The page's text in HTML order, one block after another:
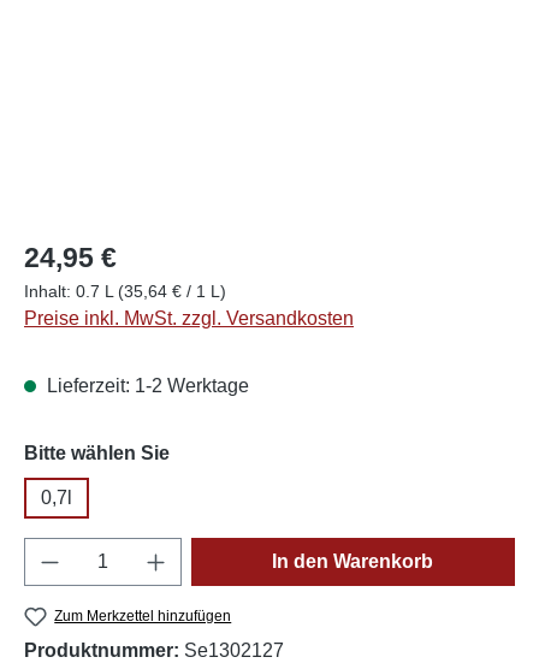
24,95 €
Inhalt: 0.7 L (35,64 € / 1 L)
Preise inkl. MwSt. zzgl. Versandkosten
Lieferzeit: 1-2 Werktage
Bitte wählen Sieauswählen
0,7l
Produkt Anzahl: Gib den gewünschten
In den Warenkorb
Zum Merkzettel hinzufügen
Produktnummer: Se1302127